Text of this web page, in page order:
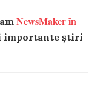
NewsMaker în
importante știri